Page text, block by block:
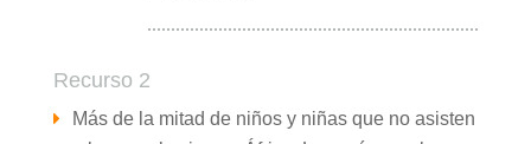
Recurso 2
Más de la mitad de niños y niñas que no asisten